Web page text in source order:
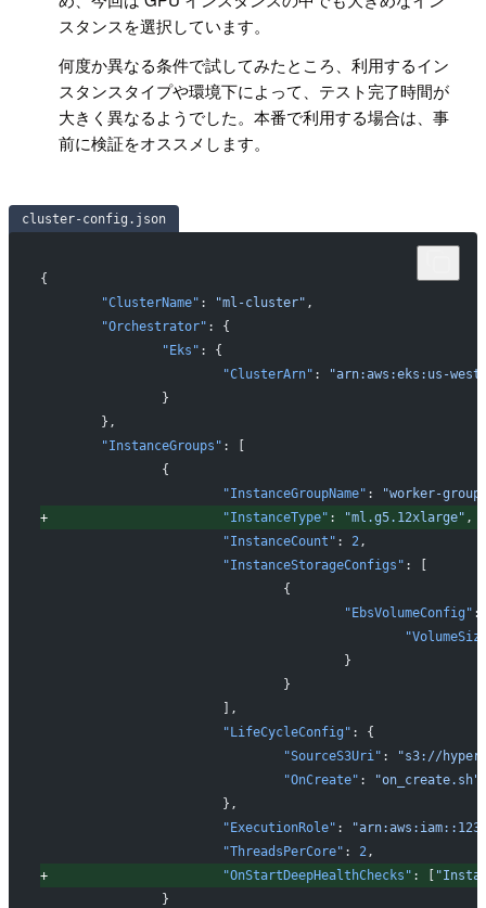
スタンスを選択しています。
何度か異なる条件で試してみたところ、利用するイン
スタンスタイプや環境下によって、テスト完了時間が
大きく異なるようでした。本番で利用する場合は、事
前に検証をオススメします。
cluster-config.json
{
	"ClusterName"
: "ml-cluster" ,
	"Orchestrator"
: {
		"Eks"
: {
			"ClusterArn"
:
"arn:aws:eks:us-
		}
	},
	"InstanceGroups"
: [
		{
			"InstanceGroupName"
:
"worker-
+
			"InstanceType"
: "ml.g5.12xlarge" ,
			"InstanceCount"
: 2 ,
			"InstanceStorageConfigs"
: [
				{
					"EbsVolumeConfig"
:
					}
				}
			],
			"LifeCycleConfig"
: {
				"SourceS3Uri"
:
"s3://
				"OnCreate"
:
"on_create.sh"
			},
			"ExecutionRole"
:
			"ThreadsPerCore"
: 2 ,
+
			"OnStartDeepHealthChecks"
: [
		}